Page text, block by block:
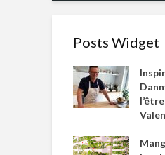
Posts Widget